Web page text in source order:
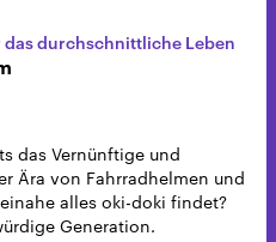
das durchschnittliche Leben
das Vernünftige und
Ära von Fahrradhelmen und
alles oki-doki findet?
Generation.